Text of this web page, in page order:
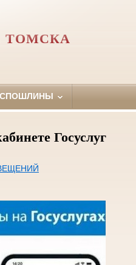
ТОМСКА
Госуслуг